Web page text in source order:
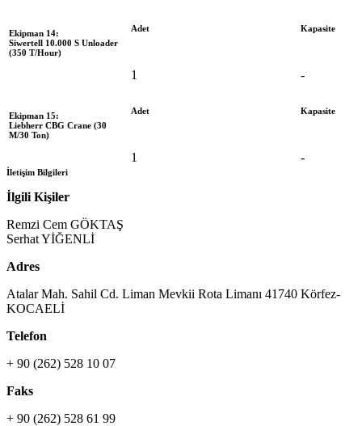
Ekipman 14:
Siwertell 10.000 S Unloader
(350 T/Hour)
Adet
1
Kapasite
-
Ekipman 15:
Liebherr CBG Crane (30
M/30 Ton)
Adet
1
Kapasite
-
İletişim Bilgileri
İlgili Kişiler
Remzi Cem GÖKTAŞ
Serhat YİĞENLİ
Adres
Atalar Mah. Sahil Cd. Liman Mevkii Rota Limanı 41740 Körfez-
KOCAELİ
Telefon
+ 90 (262) 528 10 07
Faks
+ 90 (262) 528 61 99